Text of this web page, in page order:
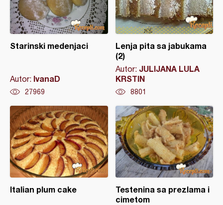
Starinski medenjaci
Autor: IvanaD
27969
Lenja pita sa jabukama
(2)
Autor: JULIJANA LULA
KRSTIN
8801
Italian plum cake
Testenina sa prezlama i
cimetom